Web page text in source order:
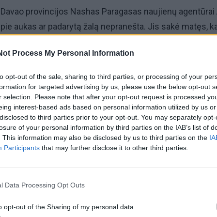
Process My Personal Information
opt-out of the sale, sharing to third parties, or processing of your
for targeted advertising by us, please use the below opt-out
selection. Please note that after your opt-out request is processed
interest-based ads based on personal information utilized by us
to third parties prior to your opt-out. You may separately
of your personal information by third parties on the IAB’s list of
This information may also be disclosed by us to third parties on the
Participants that may further disclose it to other third parties.
Data Processing Opt Outs
opt-out of the Sharing of my personal data.
provincijos Nashas Paragasas naujienų agentūrai
aukas ar padarytą žalą nepranešta. Jis sakė matęs,
aštuoni žmonės. Keliomis dienomis anksčiau
pražudė 76 žmones bei sugriovė ir apgadino 72
Sebu provincijoje, rodo vyriausybės duomenys.
kone kasdien įvyksta Filipinuose, esančiuose Ramiojo
Japonijos per Pietryčių Aziją ir Ramiojo vandenyno